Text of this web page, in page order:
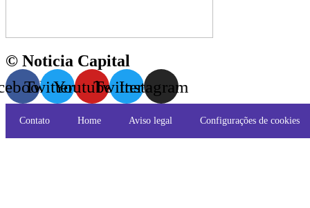
© Noticia Capital
TwitterYoutubeTwitterInstagram
Contato Home Aviso legal Configurações de cookies